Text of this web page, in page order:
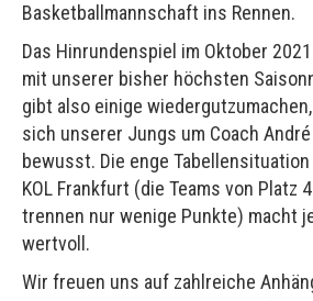
Basketballmannschaft ins Rennen.
Das Hinrundenspiel im Oktober
mit unserer bisher höchsten
gibt also einige
sich unserer Jungs um Coach
bewusst. Die enge
KOL Frankfurt (die Teams von Platz
trennen nur wenige Punkte) macht
wertvoll.
Wir freuen uns auf zahlreiche